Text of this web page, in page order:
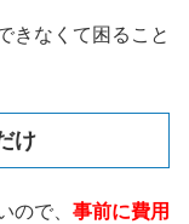
きなくて困ること
け
ので、 事前に費用